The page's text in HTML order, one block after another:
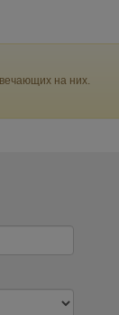
на них.